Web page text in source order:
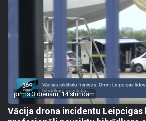
pirms 3 dienām, 14 stundām
Vācija drona incidentu Leipcigas